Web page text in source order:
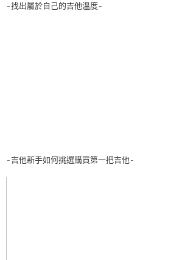
-找出屬於自己的吉他溫度-
-吉他新手如何挑選購買第一把吉他-